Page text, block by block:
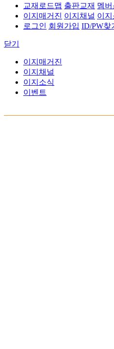
교재로드맵 출판교재 멤버
이지매거진 이지채널 이지
로그인 회원가입 ID/PW찾
닫기
이지매거진
이지채널
이지소식
이벤트